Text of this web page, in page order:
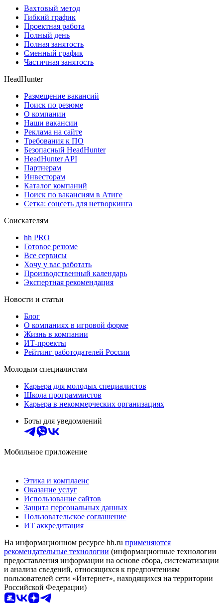
Вахтовый метод
Гибкий график
Проектная работа
Полный день
Полная занятость
Сменный график
Частичная занятость
HeadHunter
Размещение вакансий
Поиск по резюме
О компании
Наши вакансии
Реклама на сайте
Требования к ПО
Безопасный HeadHunter
HeadHunter API
Партнерам
Инвесторам
Каталог компаний
Поиск по вакансиям в Атиге
Сетка: соцсеть для нетворкинга
Соискателям
hh PRO
Готовое резюме
Все сервисы
Хочу у вас работать
Производственный календарь
Экспертная рекомендация
Новости и статьи
Блог
О компаниях в игровой форме
Жизнь в компании
ИТ-проекты
Рейтинг работодателей России
Молодым специалистам
Карьера для молодых специалистов
Школа программистов
Карьера в некоммерческих организациях
Боты для уведомлений
Мобильное приложение
Этика и комплаенс
Оказание услуг
Использование сайтов
Защита персональных данных
Пользовательское соглашение
ИТ аккредитация
На информационном ресурсе hh.ru применяются
рекомендательные технологии (информационные технологии
предоставления информации на основе сбора, систематизации
и анализа сведений, относящихся к предпочтениям
пользователей сети «Интернет», находящихся на территории
Российской Федерации)